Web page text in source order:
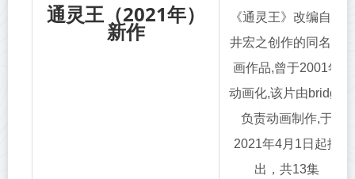
通灵王（2021年）
新作
《通灵王》改编自武
井宏之创作的同名漫
画作品,曾于2001年
动画化,该片由bridge
负责动画制作,于
2021年4月1日起播
出，共13集